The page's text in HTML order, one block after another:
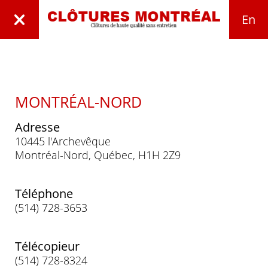
En
MONTRÉAL-NORD
Adresse
10445 l'Archevêque
Montréal-Nord, Québec, H1H 2Z9
Téléphone
(514) 728-3653
Télécopieur
(514) 728-8324